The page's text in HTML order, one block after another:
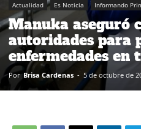
Actualidad Es Noticia Informando
Manuka aseguró
autoridades para
enfermedades en
Por Brisa Cardenas - 5 de octubre de